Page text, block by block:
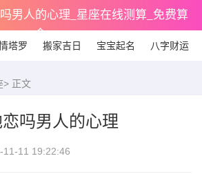
男人的心理_星座在线测算_免费算
命
塔罗 搬家吉日 宝宝起名 八字财运
> 正文
吗男人的心理
11-11 19:22:46